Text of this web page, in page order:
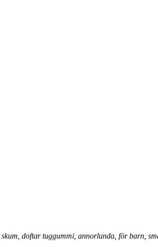
doftar tuggummi, annorlunda, för barn,